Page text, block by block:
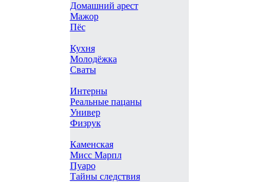
Домашний арест
Мажор
Пёс
Кухня
Молодёжка
Сваты
Интерны
Реальные пацаны
Универ
Физрук
Каменская
Мисс Марпл
Пуаро
Тайны следствия